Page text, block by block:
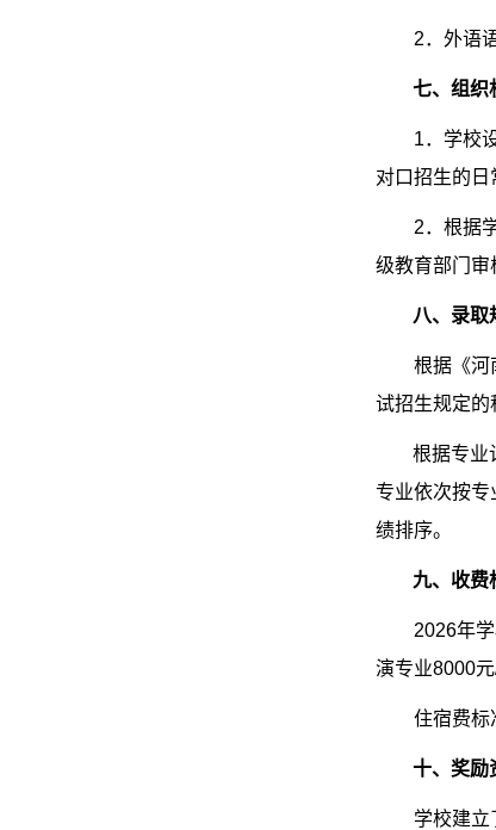
2．外语
七、组织
1．学校
对口招生的日
2．根据
级教育部门审
八、录取
根据《河
试招生规定的
根据专业
专业依次按专
绩排序。
九、收费
2026年
演专业8000元
住宿费标
十、奖励
学校建立